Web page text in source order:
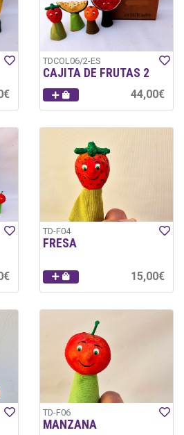
TDCOL06/2-ES
CAJITA DE FRUTAS 2
44,00€
TD-F04
FRESA
15,00€
TD-F06
MANZANA